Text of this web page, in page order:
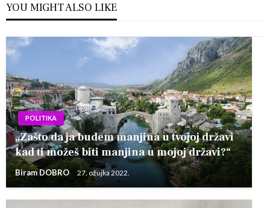
YOU MIGHT ALSO LIKE
POLITIKA
„Zašto da ja budem manjina u tvojoj državi
kad ti možeš biti manjina u mojoj državi?“
Biram DOBRO 27. ožujka 2022.